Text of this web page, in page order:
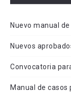
Nuevo manual
Nuevos
Convocatoria
Manual de